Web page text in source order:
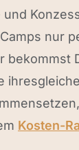
und
nur
bekommst
Kosten-